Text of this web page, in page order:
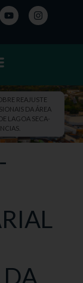
REAJUSTE
DA ÁREA
LAGOA SECA-
DA